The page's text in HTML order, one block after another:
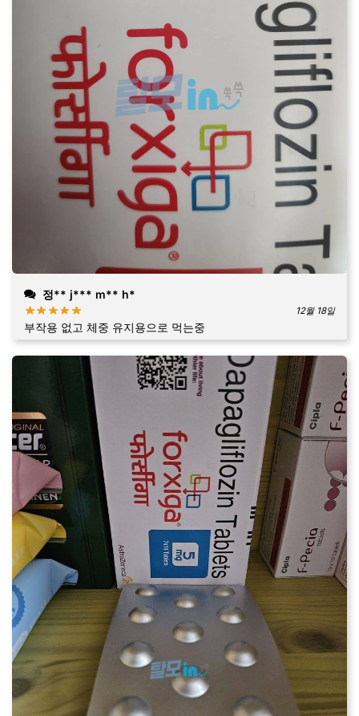
정** j*** m** h*
12월 18일
부작용 없고 체중 유지용으로 먹는중